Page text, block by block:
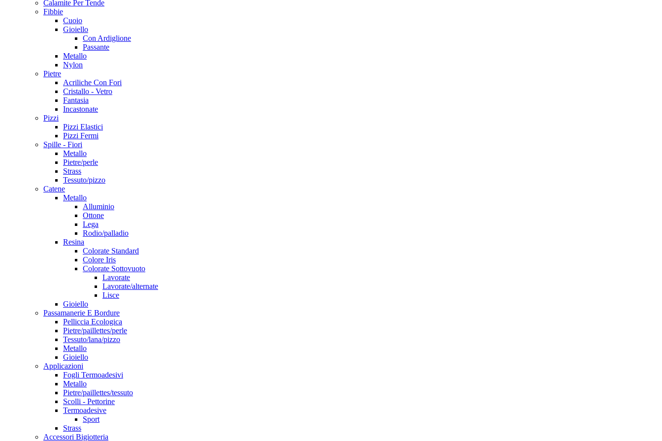
Calamite Per Tende
Fibbie
Cuoio
Gioiello
Con Ardiglione
Passante
Metallo
Nylon
Pietre
Acriliche Con Fori
Cristallo - Vetro
Fantasia
Incastonate
Pizzi
Pizzi Elastici
Pizzi Fermi
Spille - Fiori
Metallo
Pietre/perle
Strass
Tessuto/pizzo
Catene
Metallo
Alluminio
Ottone
Lega
Rodio/palladio
Resina
Colorate Standard
Colore Iris
Colorate Sottovuoto
Lavorate
Lavorate/alternate
Lisce
Gioiello
Passamanerie E Bordure
Pelliccia Ecologica
Pietre/paillettes/perle
Tessuto/lana/pizzo
Metallo
Gioiello
Applicazioni
Fogli Termoadesivi
Metallo
Pietre/paillettes/tessuto
Scolli - Pettorine
Termoadesive
Sport
Strass
Accessori Bigiotteria